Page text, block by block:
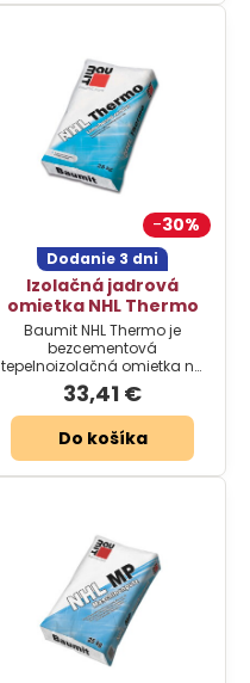
30%
Dodanie 3 dni
Izolačná jadrová
omietka NHL Thermo
Baumit NHL Thermo je
bezcementová
tepelnoizolačná omietka na
báze spojiva NHL. Zrnitosť 2
mm.
33,41 €
Do košíka